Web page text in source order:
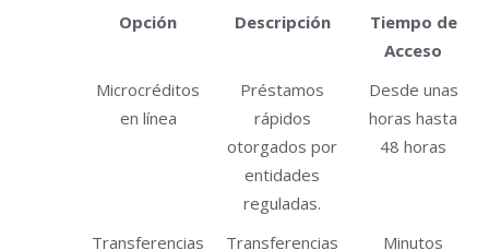
Opción Descripción
Tiempo de
Acceso
Microcréditos
en línea
Préstamos
rápidos
otorgados por
entidades
reguladas.
Desde unas
horas hasta
48 horas
Transferencias Transferencias Minutos